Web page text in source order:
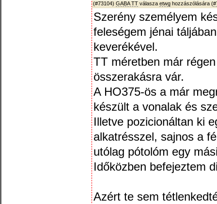
(#73104) GABA TT válasza etwg hozzászólására (
Szerény személyem
feleségem jénai
keverékével.
TT méretben már
összerakásra vár.
A HO375-ös a már
készült a vonalak és
Illetve pozicionáltan ki
alkatrésszel, sajnos a
utólag pótolóm egy
Időközben befejeztem
Azért te sem